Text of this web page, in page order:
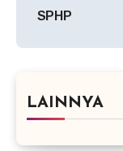
SPHP
LAINNYA